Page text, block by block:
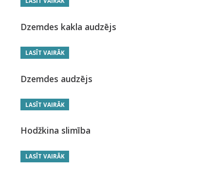
Dzemdes kakla audzējs
LASĪT VAIRĀK
Dzemdes audzējs
LASĪT VAIRĀK
Hodžkina slimība
LASĪT VAIRĀK